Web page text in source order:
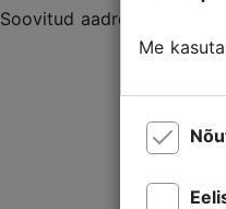
Soovitud aadressiga
Me